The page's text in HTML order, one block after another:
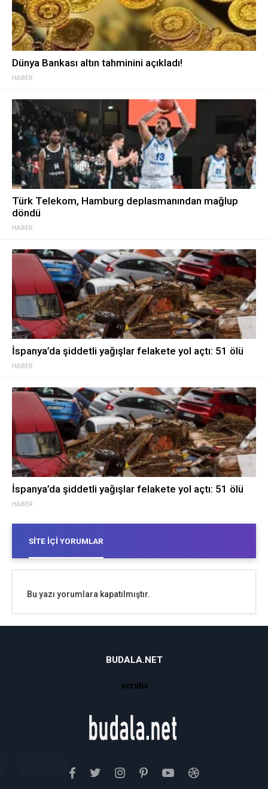
HABER
Dünya Bankası altın tahminini açıkladı!
HABER
Türk Telekom, Hamburg deplasmanından mağlup
döndü
HABER
İspanya’da şiddetli yağışlar felakete yol açtı: 51 ölü
HABER
İspanya’da şiddetli yağışlar felakete yol açtı: 51 ölü
SITE İÇI YORUMLAR
Bu yazı yorumlara kapatılmıştır.
BUDALA.NET
scrubs